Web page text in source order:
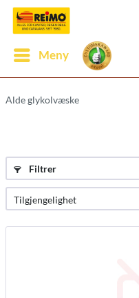
Meny
Alde glykolvæske
Filtrer